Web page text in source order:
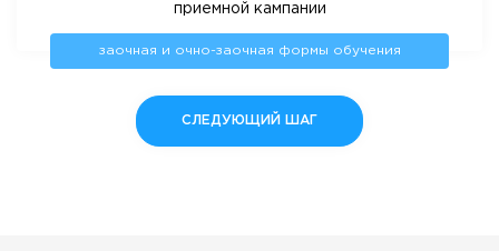
приемной кампании
заочная и очно-заочная формы обучения
СЛЕДУЮЩИЙ ШАГ